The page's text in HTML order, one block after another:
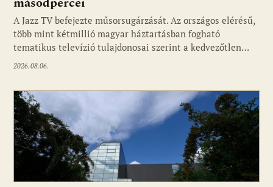
Fotó: media1.hu
A Jazz TV befejezte műsorsugárzását. Az országos elérésű,
több mint kétmillió magyar háztartásban fogható
tematikus televízió tulajdonosai szerint a kedvezőtlen…
2026.08.06.